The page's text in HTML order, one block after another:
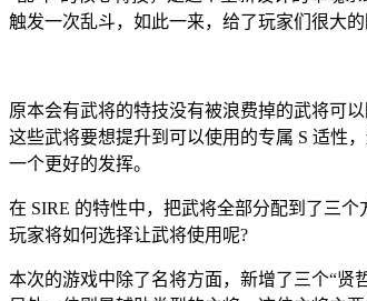
触发一次乱斗，如此一来，给了玩家们很大的
原本会有武将的特技没有被浪费掉的武将可
这些武将要想提升到可以使用的专属 S 适性
一个更好的发挥。
在 SIRE 的特性中，把武将全部分配到了三
玩家将如何选择让武将使用呢?
本次的游戏中除了名将方面，新增了三个“贤